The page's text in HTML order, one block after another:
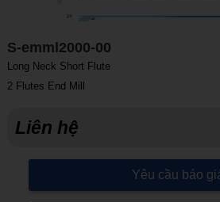
S-emml2000-00
Long Neck Short Flute
2 Flutes End Mill
Liên hệ
Yêu cầu báo